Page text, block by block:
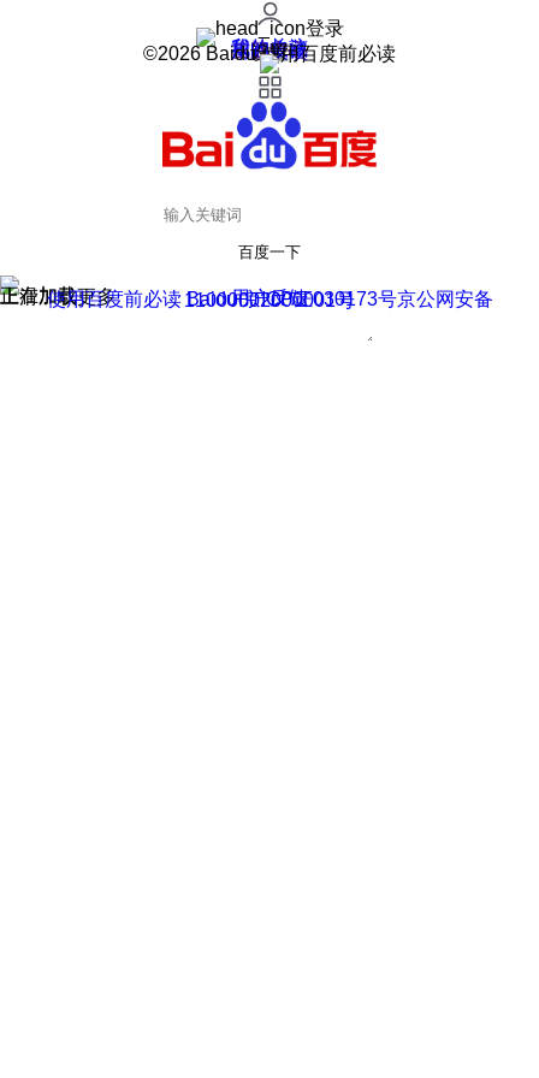
登录
我的关注
我的收藏
皮肤中心
用户反馈
设置
©2026 Baidu 使用百度前必读
百度一下
正在加载
上滑加载更多 用户反馈
使用百度前必读 Baidu 京ICP证030173号
京公网安备11000002000001号